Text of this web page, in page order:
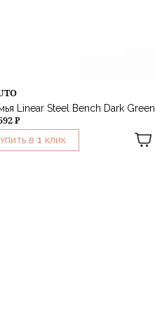
Linear Steel Bench Dark Green
₽
В 1 КЛИК